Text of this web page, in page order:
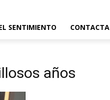
SENTIMIENTO CONTACTA
años